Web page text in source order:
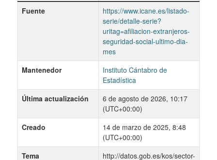
Fuente
https://www.icane.es/listado-
serie/detalle-serie?
uritag=afiliacion-extranjeros-
seguridad-social-ultimo-dia-
mes
Mantenedor
Instituto Cántabro de
Estadística
Última actualización
6 de agosto de 2026, 10:17
(UTC+00:00)
Creado
14 de marzo de 2025, 8:48
(UTC+00:00)
Tema
http://datos.gob.es/kos/sector-